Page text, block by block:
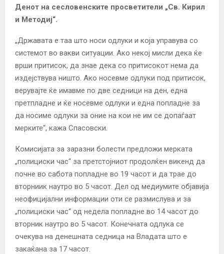
Денот на сесловенските просветители „Св. Кирил
и Методиј“.
„Државата е таа што носи одлуки и која управува со
системот во вакви ситуации. Ако некој мисли дека ќе
врши притисок, да знае дека со притисокот нема да
издејствува ништо. Ако носевме одлуки под притисок,
верувајте ќе имавме по две седници на ден, една
претпладне и ќе носевме одлуки и една попладне за
да носиме одлуки за оние на кои не им се допаѓаат
мерките“, кажа Спасовски.
Комисијата за заразни болести предложи мерката
„полициски час“ за претстојниот продолќен викенд да
почне во сабота попладне во 19 часот и да трае до
вторниик наутро во 5 часот. Дел од медиумите објавија
неофицијални информации оти се размислува и за
„полициски час“ од недела попладне во 14 часот до
вторник наутро во 5 часот. Конечната одлука се
очекува на денешната седница на Владата што е
закаќана за 17 часот.